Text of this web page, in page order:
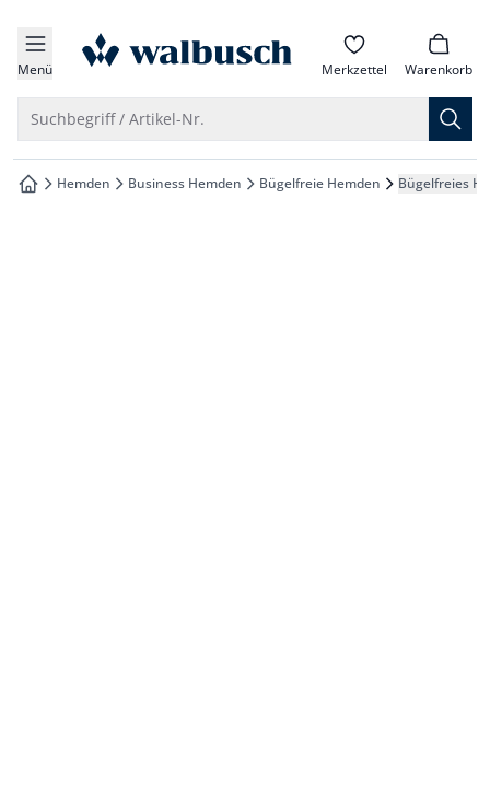
springen
springen
springen
springen
Menü zur Startseite Merkzettel Warenkorb
Suchbegriff / Artikel-Nr.
zur Startseite
Hemden Business Hemden Bügelfreie Hemden Bügelfreies